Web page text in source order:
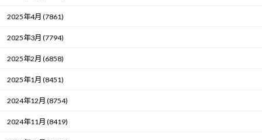
2025年4月 (7861)
2025年3月 (7794)
2025年2月 (6858)
2025年1月 (8451)
2024年12月 (8754)
2024年11月 (8419)